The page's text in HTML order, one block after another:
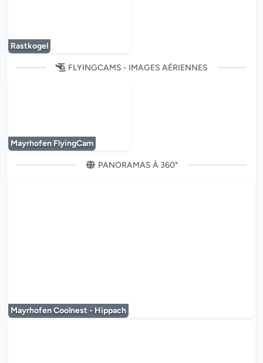
Rastkogel
FLYINGCAMS - IMAGES AÉRIENNES
Mayrhofen FlyingCam
PANORAMAS À 360°
Mayrhofen Coolnest - Hippach